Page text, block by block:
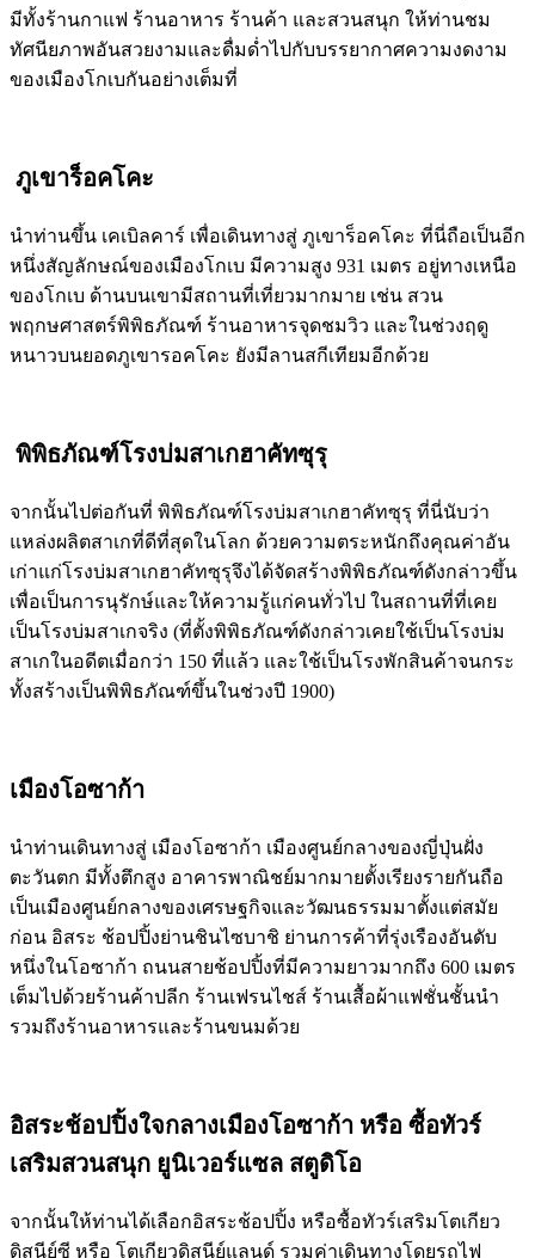
มีทั้งร้านกาแฟ ร้านอาหาร ร้านค้า และสวนสนุก ให้ท่านชม
ทัศนียภาพอันสวยงามและดื่มด่ำไปกับบรรยากาศความงดงาม
ของเมืองโกเบกันอย่างเต็มที่
ภูเขาร็อคโคะ
นำท่านขึ้น เคเบิลคาร์ เพื่อเดินทางสู่ ภูเขาร็อคโคะ ที่นี่ถือเป็นอีก
หนึ่งสัญลักษณ์ของเมืองโกเบ มีความสูง 931 เมตร อยู่ทางเหนือ
ของโกเบ ด้านบนเขามีสถานที่เที่ยวมากมาย เช่น สวน
พฤกษศาสตร์พิพิธภัณฑ์ ร้านอาหารจุดชมวิว และในช่วงฤดู
หนาวบนยอดภูเขารอคโคะ ยังมีลานสกีเทียมอีกด้วย
พิพิธภัณฑ์โรงบ่มสาเกฮาคัทซุรุ
จากนั้นไปต่อกันที่ พิพิธภัณฑ์โรงบ่มสาเกฮาคัทซุรุ ที่นี่นับว่า
แหล่งผลิตสาเกที่ดีที่สุดในโลก ด้วยความตระหนักถึงคุณค่าอัน
เก่าแก่โรงบ่มสาเกฮาคัทซุรุจึงได้จัดสร้างพิพิธภัณฑ์ดังกล่าวขึ้น
เพื่อเป็นการนุรักษ์และให้ความรู้แก่คนทั่วไป ในสถานที่ที่เคย
เป็นโรงบ่มสาเกจริง (ที่ตั้งพิพิธภัณฑ์ดังกล่าวเคยใช้เป็นโรงบ่ม
สาเกในอดีตเมื่อกว่า 150 ที่แล้ว และใช้เป็นโรงพักสินค้าจนกระ
ทั้งสร้างเป็นพิพิธภัณฑ์ขึ้นในช่วงปี 1900)
เมืองโอซาก้า
นำท่านเดินทางสู่ เมืองโอซาก้า เมืองศูนย์กลางของญี่ปุ่นฝั่ง
ตะวันตก มีทั้งตึกสูง อาคารพาณิชย์มากมายตั้งเรียงรายกันถือ
เป็นเมืองศูนย์กลางของเศรษฐกิจและวัฒนธรรมมาตั้งแต่สมัย
ก่อน อิสระ ช้อปปิ้งย่านชินไซบาชิ ย่านการค้าที่รุ่งเรืองอันดับ
หนึ่งในโอซาก้า ถนนสายช้อปปิ้งที่มีความยาวมากถึง 600 เมตร
เต็มไปด้วยร้านค้าปลีก ร้านเฟรนไชส์ ร้านเสื้อผ้าแฟชั่นชั้นนำ
รวมถึงร้านอาหารและร้านขนมด้วย
อิสระช้อปปิ้งใจกลางเมืองโอซาก้า หรือ ซื้อทัวร์
เสริมสวนสนุก ยูนิเวอร์แซล สตูดิโอ
จากนั้นให้ท่านได้เลือกอิสระช้อปปิ้ง หรือซื้อทัวร์เสริมโตเกียว
ดิสนีย์ซี หรือ โตเกียวดิสนีย์แลนด์ รวมค่าเดินทางโดยรถไฟ